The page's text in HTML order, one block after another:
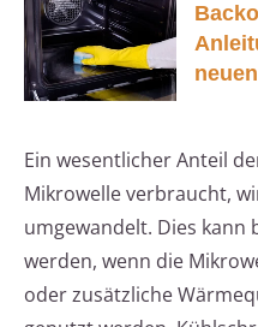
Ein wesentlicher Anteil
Mikrowelle verbraucht,
umgewandelt. Dies
werden, wenn die
oder zusätzliche